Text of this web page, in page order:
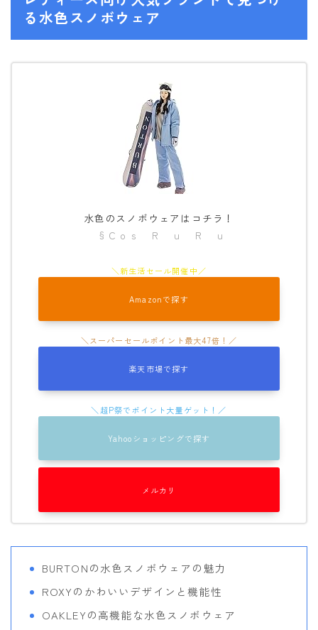
る水色スノボウェア
水色のスノボウェアはコチラ！
§Ｃｏｓ Ｒ ｕ Ｒ ｕ
Amazonで探す
楽天市場で探す
Yahooショッピングで探す
メルカリ
BURTONの水色スノボウェアの魅力
ROXYのかわいいデザインと機能性
OAKLEYの高機能な水色スノボウェア